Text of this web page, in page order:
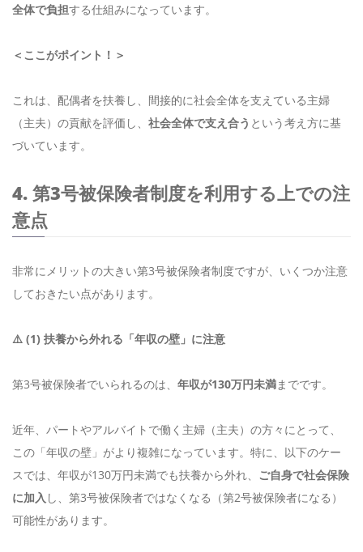
全体で負担する仕組みになっています。
＜ここがポイント！＞
これは、配偶者を扶養し、間接的に社会全体を支えている主婦
（主夫）の貢献を評価し、 社会全体で支え合う という考え方に基
づいています。
4. 第3号被保険者制度を利用する上での注
意点
非常にメリットの大きい第3号被保険者制度ですが、いくつか注意
しておきたい点があります。
⚠️ (1) 扶養から外れる「年収の壁」に注意
第3号被保険者でいられるのは、 年収が130万円未満までです。
近年、パートやアルバイトで働く主婦（主夫）の方々にとって、
この「年収の壁」がより複雑になっています。特に、以下のケー
スでは、年収が130万円未満でも扶養から外れ、 ご自身で社会保険
に加入 し、第3号被保険者ではなくなる（第2号被保険者になる）
可能性があります。